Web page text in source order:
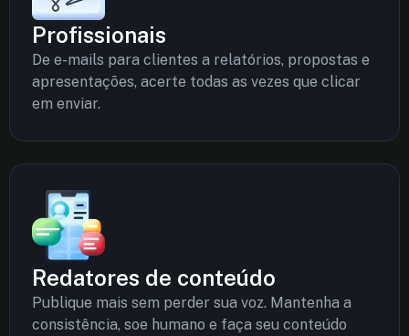
Profissionais
De e-mails para clientes a relatórios, propostas e
apresentações, acerte todas as vezes que clicar
em enviar.
Redatores de conteúdo
Publique mais sem perder sua voz. Mantenha a
consistência, soe humano e faça seu conteúdo